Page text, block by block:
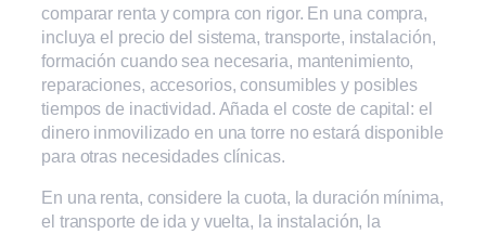
comparar renta y compra con rigor. En una compra,
incluya el precio del sistema, transporte, instalación,
formación cuando sea necesaria, mantenimiento,
reparaciones, accesorios, consumibles y posibles
tiempos de inactividad. Añada el coste de capital: el
dinero inmovilizado en una torre no estará disponible
para otras necesidades clínicas.
En una renta, considere la cuota, la duración mínima,
el transporte de ida y vuelta, la instalación, la